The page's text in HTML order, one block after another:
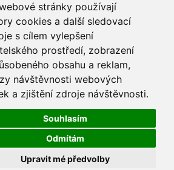
stránky používají
cookies a další sledovací
s cílem vylepšení
prostředí, zobrazení
obsahu a reklam,
návštěvnosti webových
a zjištění zdroje návštěvnosti.
Souhlasím
Odmítám
Upravit mé předvolby
ODKAZY
vyhrazena Základní škola Pěší 1
a provoz webu:
ISSA CZECH